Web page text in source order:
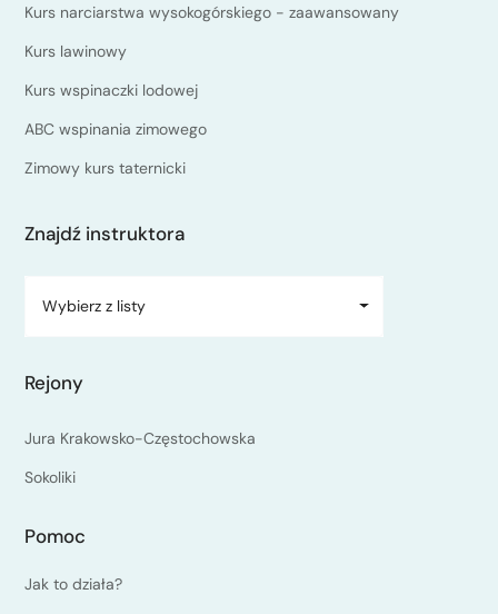
Kurs narciarstwa wysokogórskiego - zaawansowany
Kurs lawinowy
Kurs wspinaczki lodowej
ABC wspinania zimowego
Zimowy kurs taternicki
Znajdź instruktora
Wybierz z listy
Rejony
Jura Krakowsko-Częstochowska
Sokoliki
Pomoc
Jak to działa?